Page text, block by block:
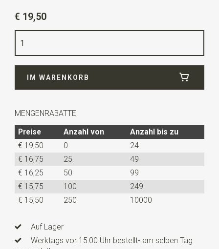
Farbe
Qualität
Länge 6,5 cm
€ 19,50
IM WARENKORB
MENGENRABATTE
Preise
Anzahl von
Anzahl bis zu
€ 19,50
0
24
€ 16,75
25
49
€ 16,25
50
99
€ 15,75
100
249
€ 15,50
250 10000
Auf Lager
Werktags vor 15:00 Uhr bestellt- am selben Tag